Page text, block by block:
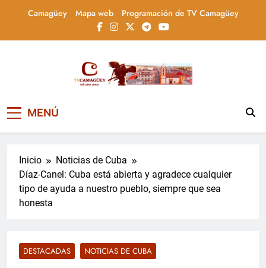
Camagüey Mapa web Programación de TV Camagüey
Televisión Camagüey,
Cuba
informa, educa y entretiene con contenidos
la actualidad nacional
MENÚ
Inicio
Noticias de Cuba
Díaz-Canel: Cuba está abierta y agradece cualquier
tipo de ayuda a nuestro pueblo, siempre que sea
honesta
DESTACADAS NOTICIAS DE CUBA